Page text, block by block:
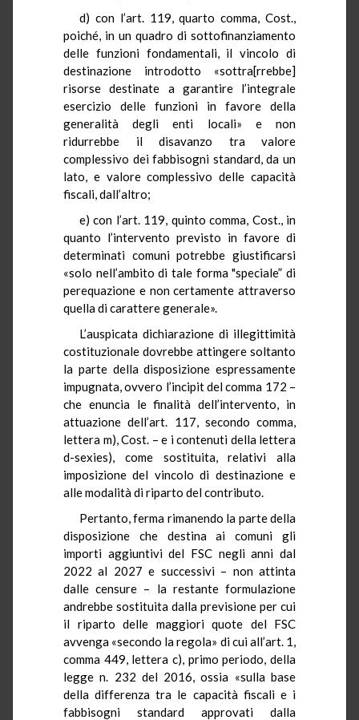
d) con l’art. 119, quarto comma, Cost.,
poiché, in un quadro di sottofinanziamento
delle funzioni fondamentali, il vincolo di
destinazione introdotto «sottra[rrebbe]
risorse destinate a garantire l’integrale
esercizio delle funzioni in favore della
generalità degli enti locali» e non
ridurrebbe il disavanzo tra valore
complessivo dei fabbisogni standard, da un
lato, e valore complessivo delle capacità
fiscali, dall’altro;
e) con l’art. 119, quinto comma, Cost., in
quanto l’intervento previsto in favore di
determinati comuni potrebbe giustificarsi
«solo nell’ambito di tale forma "speciale” di
perequazione e non certamente attraverso
quella di carattere generale».
L’auspicata dichiarazione di illegittimità
costituzionale dovrebbe attingere soltanto
la parte della disposizione espressamente
impugnata, ovvero l’incipit del comma 172 –
che enuncia le finalità dell’intervento, in
attuazione dell’art. 117, secondo comma,
lettera m), Cost. – e i contenuti della lettera
d-sexies), come sostituita, relativi alla
imposizione del vincolo di destinazione e
alle modalità di riparto del contributo.
Pertanto, ferma rimanendo la parte della
disposizione che destina ai comuni gli
importi aggiuntivi del FSC negli anni dal
2022 al 2027 e successivi – non attinta
dalle censure – la restante formulazione
andrebbe sostituita dalla previsione per cui
il riparto delle maggiori quote del FSC
avvenga «secondo la regola» di cui all’art. 1,
comma 449, lettera c), primo periodo, della
legge n. 232 del 2016, ossia «sulla base
della differenza tra le capacità fiscali e i
fabbisogni standard approvati dalla